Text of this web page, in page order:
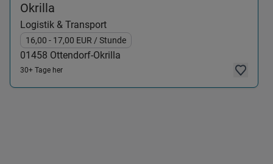
Okrilla
Logistik & Transport
16,00 - 17,00 EUR / Stunde
01458 Ottendorf-Okrilla
30+ Tage her